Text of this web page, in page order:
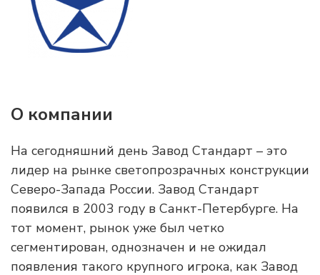
О компании
На сегодняшний день Завод Стандарт – это
лидер на рынке светопрозрачных конструкции
Северо-Запада России. Завод Стандарт
появился в 2003 году в Санкт-Петербурге. На
тот момент, рынок уже был четко
сегментирован, однозначен и не ожидал
появления такого крупного игрока, как Завод